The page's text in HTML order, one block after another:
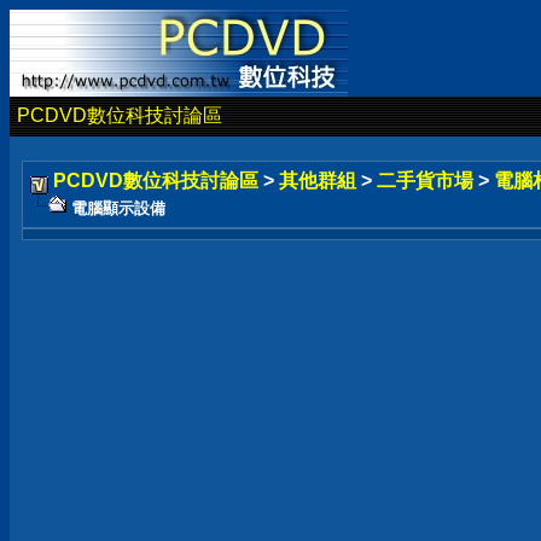
PCDVD數位科技討論區
PCDVD數位科技討論區 > 其他群組 > 二手貨市場 > 電腦
電腦顯示設備